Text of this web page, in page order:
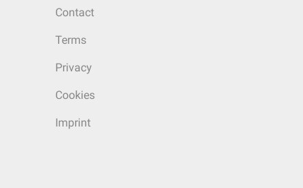
Contact
Terms
Privacy
Cookies
Imprint